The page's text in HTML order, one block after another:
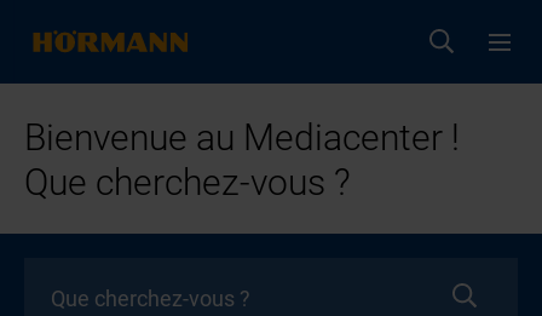
Bienvenue au Mediacenter !
Que cherchez-vous ?